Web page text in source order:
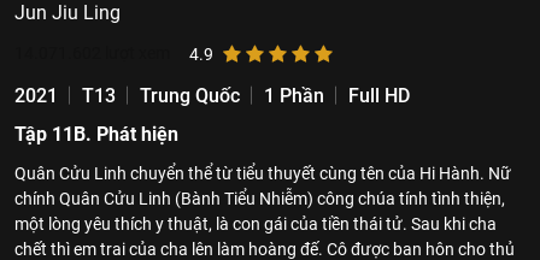
Jun Jiu Ling
4.9
2021 T13 Trung Quốc 1 Phần
Full HD
Tập 11B. Phát hiện
Quân Cửu Linh chuyển thể từ tiểu thuyết cùng tên của Hi Hành. Nữ
chính Quân Cửu Linh (Bành Tiểu Nhiễm) công chúa tính tình thiện,
một lòng yêu thích y thuật, là con gái của tiền thái tử. Sau khi cha
chết thì em trai của cha lên làm hoàng đế. Cô được ban hôn cho thủ